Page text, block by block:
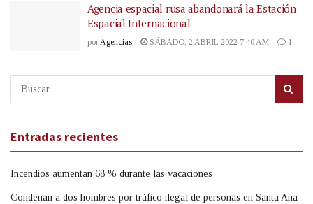
Agencia espacial rusa abandonará la Estación
Espacial Internacional
por Agencias SÁBADO, 2 ABRIL 2022 7:40 AM 1
Entradas recientes
Incendios aumentan 68 % durante las vacaciones
Condenan a dos hombres por tráfico ilegal de personas en Santa Ana